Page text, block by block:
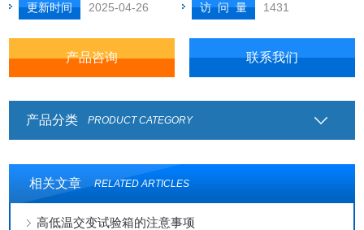
境试验后的参数及性能指标是否满
更新时间 2025-04-26 访 问 量 1431
产品咨询 联系我们
产品分类 PRODUCT CATEGORY
相关文章 RELATED ARTICLES
高低温交变试验箱的注意事项